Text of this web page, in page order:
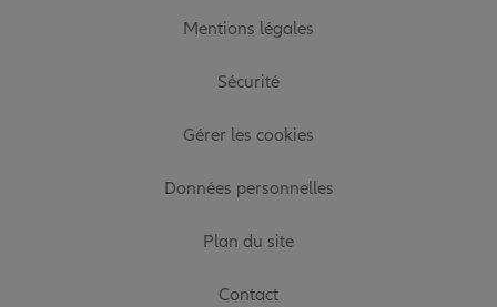
Mentions légales
Sécurité
Gérer les cookies
Données personnelles
Plan du site
Contact